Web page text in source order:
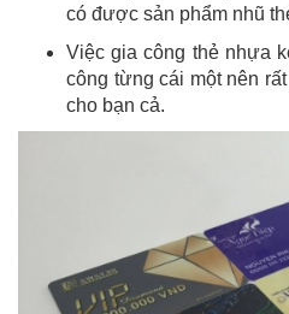
có được sản phẩm nhũ
Việc gia công thẻ nhựa
công từng cái một nên
cho bạn cả.